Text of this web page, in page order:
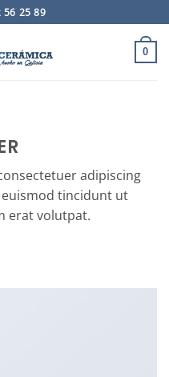
56 25 89
0
adipiscing
tincidunt ut
erat volutpat.